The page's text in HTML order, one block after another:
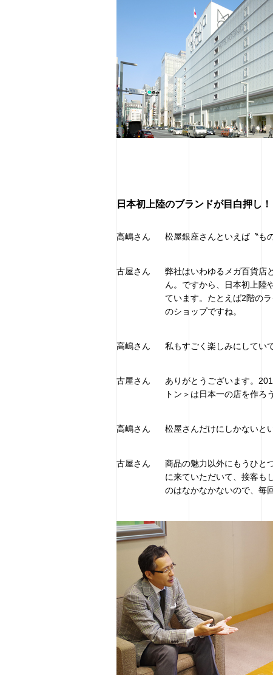
日本初上陸のブランドが目白押し
高嶋さん 松屋銀座さんといえば〝も
古屋さん
弊社はいわゆるメガ百貨店
ん。ですから、日本初上陸
ています。たとえば2階の
のショップですね。
高嶋さん 私もすごく楽しみにしてい
古屋さん
ありがとうございます。
トン＞は日本一の店を作ろ
高嶋さん 松屋さんだけにしかないと
古屋さん
商品の魅力以外にもうひと
に来ていただいて、接客も
のはなかなかないので、毎